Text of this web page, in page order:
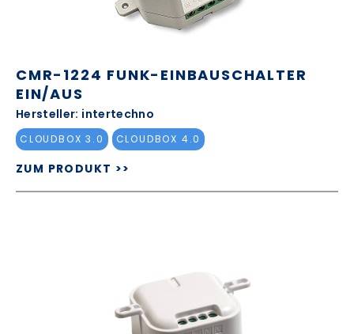
CMR-1224 FUNK-EINBAUSCHALTER
EIN/AUS
Hersteller: intertechno
CLOUDBOX 3.0 CLOUDBOX 4.0
ZUM PRODUKT >>